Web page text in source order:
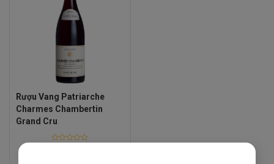
Rượu Vang Patriarche
Charmes Chambertin
Grand Cru